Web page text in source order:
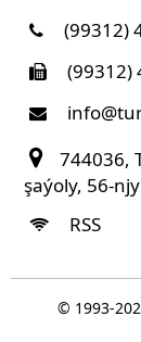
(99312)
(99312)
744036,
şaýoly, 56-
RSS
© 1993-